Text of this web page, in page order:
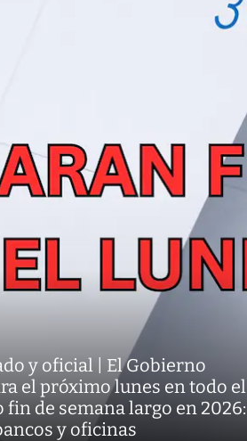
y oficial | El Gobierno
el próximo lunes en todo el
fin de semana largo en 2026:
y oficinas